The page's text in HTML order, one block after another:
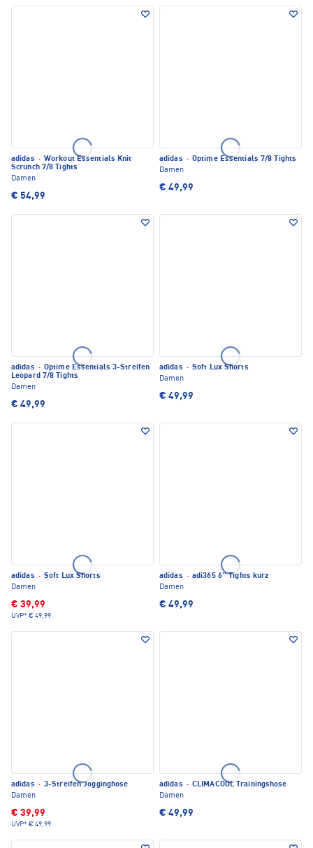
adidas · Workout Essentials Knit
Scrunch 7/8 Tights
Damen
€ 54,99
adidas · Optime Essentials 7/8 Tights
Damen
€ 49,99
adidas · Optime Essentials 3-Streifen
Leopard 7/8 Tights
Damen
€ 49,99
adidas · Soft Lux Shorts
Damen
€ 49,99
adidas · Soft Lux Shorts
Damen
€ 39,99
UVP* € 49,99
adidas · adi365 6'' Tights kurz
Damen
€ 49,99
adidas · 3-Streifen Jogginghose
Damen
€ 39,99
UVP* € 49,99
adidas · CLIMACOOL Trainingshose
Damen
€ 49,99